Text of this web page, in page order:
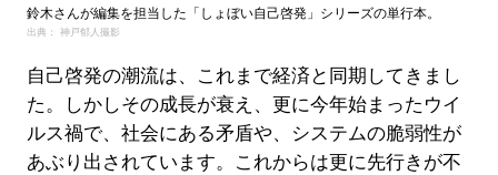
鈴木さんが編集を担当した「しょぼい自己啓発」シリーズの単行本。
出典： 神戸郁人撮影
自己啓発の潮流は、これまで経済と同期してきまし
た。しかしその成長が衰え、更に今年始まったウイ
ルス禍で、社会にある矛盾や、システムの脆弱性が
あぶり出されています。これからは更に先行きが不